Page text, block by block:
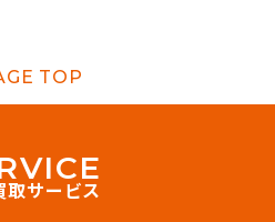
TOP
VICE
取サービス